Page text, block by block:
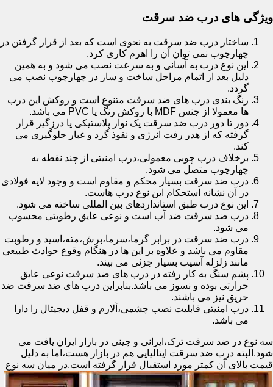
ویژگی های درب ضد سرقت
ساختار درب ضد سرقت به نحوی است که بعد از قرار گرفتن در
چهارچوب نمی توان آن را اهرم کاری کرد.
این نوع درب به آسانی و به سرعت نصب می شود و به همین
دلیل بعد از اتمام مراحل ساخت و ساز در چهارچوب نصب می
گردد.
رنگ بندی درب های ضد سرقت متنوع است و روکش این درب
ها معمولا از جنس MDF با روکش رنگ یا PVC می باشد.
دور تا دور درب ضد سرقت یک نوار پلاستیکی یا درزگیر قرار
گرفته که از هدر رفت انرژی و نفوذ گرد و غبار جلوگیری می
کند.
برخلاف درب چوبی معمولی،درب امنیتی از چند نقطه به
چهارچوب متصل می شود.
درب ضد سرقت بسیار محکم و مقاوم است و وجود لایه فولادی
در آن نشانه استحکام این نوع درب هاست.
این نوع درب طبق استانداردهای بین المللی ساخته می شود.
درب ضد سرقت ضد آب است و نوعی عایق رطوبتی محسوب
می شود.
درب ضد سرقت در برابر گرما،سرما،برش،مته،اسید و رطوبت
مقاوم می باشد و علاوه بر این ها در هنگام وقوع حوادث طبیعی
مانند زلزله آسیب بسیار جزئی می بیند.
پشم سنگ به کار رفته در درب های ضد سرقت نوعی عایق
حرارتی بوده و نسوز می باشد.بنابراین درب های ضد سرقت ضد
حریق نیز می باشند.
درب امنیتی قابلیت نصب چشمی،آلارم و قفل دیجیتال را دارا
می باشد.
سه نوع در ضد سرقت ترک،ایرانی و چینی در بازار ایران یافت می
شود.البته درب ضد سرقت ایتالیایی هم در بازار هست،اما به دلیل
قیمت بالای آن کمتر مورد استقبال قرار گرفته است.در میان سه نوع